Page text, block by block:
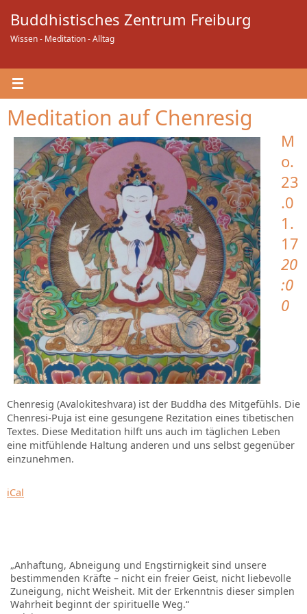
Inhalt
springen
Buddhistisches Zentrum Freiburg
Wissen - Meditation - Alltag
Meditation auf Chenresig
M
o.
23
.0
1.
17
20
:0
0
Chenresig (Avalokiteshvara) ist der Buddha des Mitgefühls. Die
Chenresi-Puja ist eine gesungene Rezitation eines tibetischen
Textes. Diese Meditation hilft uns auch im täglichen Leben
eine mitfühlende Haltung anderen und uns selbst gegenüber
einzunehmen.
iCal
„Anhaftung, Abneigung und Engstirnigkeit sind unsere
bestimmenden Kräfte – nicht ein freier Geist, nicht liebevolle
Zuneigung, nicht Weisheit. Mit der Erkenntnis dieser simplen
Wahrheit beginnt der spirituelle Weg.“